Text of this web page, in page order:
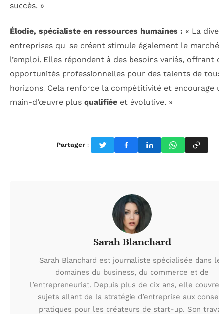
succès. »
Élodie, spécialiste en ressources humaines : « La
entreprises qui se créent stimule également le
l’emploi. Elles répondent à des besoins variés, offrant
opportunités professionnelles pour des talents de
horizons. Cela renforce la compétitivité et encourage
main-d’œuvre plus qualifiée et évolutive. »
Partager :
Sarah Blanchard
Sarah Blanchard est journaliste spécialisée dans
domaines du business, du commerce et de
l’entrepreneuriat. Depuis plus de dix ans, elle
sujets allant de la stratégie d’entreprise aux
pratiques pour les créateurs de start-up. Son